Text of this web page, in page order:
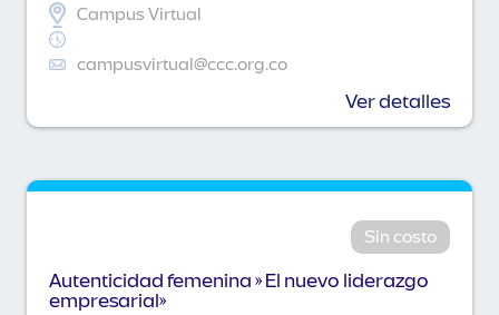
Campus Virtual
campusvirtual@ccc.org.co
Ver detalles
Sin costo
Autenticidad femenina » El nuevo liderazgo
empresarial»